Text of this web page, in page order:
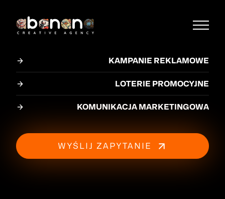
KAMPANIE REKLAMOWE
LOTERIE PROMOCYJNE
KOMUNIKACJA MARKETINGOWA
WYŚLIJ ZAPYTANIE